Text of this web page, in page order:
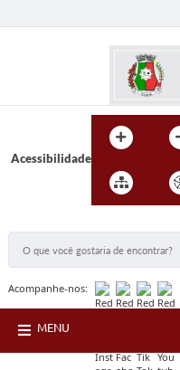
Acessibilidade
Acompanhe-nos:
MENU